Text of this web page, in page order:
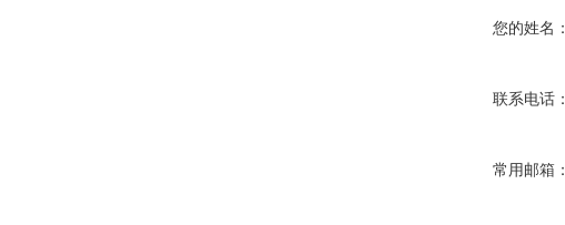
您的姓名：
联系电话：
常用邮箱：